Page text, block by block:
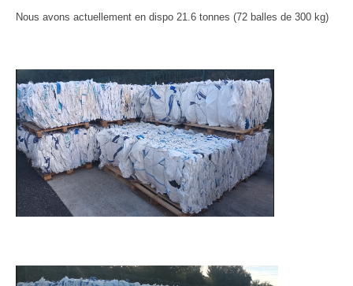
Nous avons actuellement en dispo 21.6 tonnes (72 balles de 300 kg)